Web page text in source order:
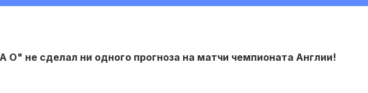
O" не сделал ни одного прогноза на матчи чемпионата Англии!